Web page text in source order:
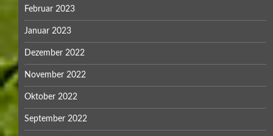
Februar 2023
Januar 2023
Dezember 2022
November 2022
Oktober 2022
September 2022